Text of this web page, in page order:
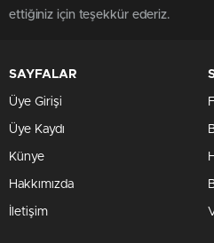
ettiğiniz için teşekkür ederiz.
SAYFALAR
Üye Girişi
Üye Kaydı
Künye
Hakkımızda
İletişim